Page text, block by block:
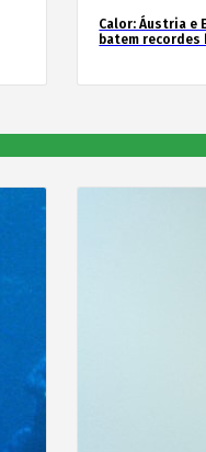
Calor: Áustria e
batem